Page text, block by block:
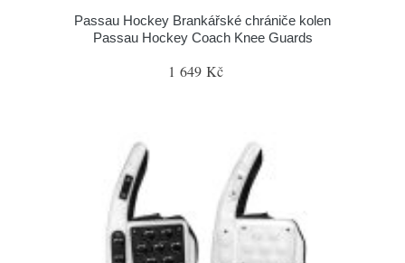
Passau Hockey Brankářské chrániče kolen
Passau Hockey Coach Knee Guards
1 649 Kč